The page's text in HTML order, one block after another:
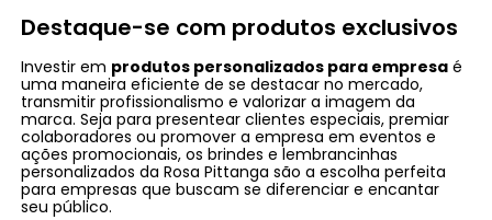
Destaque-se com produtos exclusivos
Investir em produtos personalizados para empresa é
uma maneira eficiente de se destacar no mercado,
transmitir profissionalismo e valorizar a imagem da
marca. Seja para presentear clientes especiais, premiar
colaboradores ou promover a empresa em eventos e
ações promocionais, os brindes e lembrancinhas
personalizados da Rosa Pittanga são a escolha perfeita
para empresas que buscam se diferenciar e encantar
seu público.